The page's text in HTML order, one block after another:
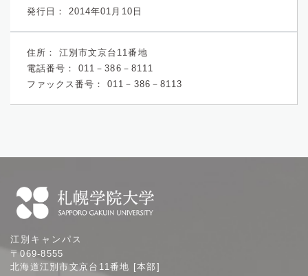
発行日： 2014年01月10日
住所：
江別市文京台11番地
電話番号：
011－386－8111
ファックス番号：
011－386－8113
幌
学
江別キャンパス
〒069-8555
北海道江別市文京台11番地 [本部]